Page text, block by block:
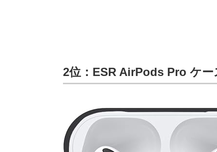
2位：ESR AirPods Pro ケー